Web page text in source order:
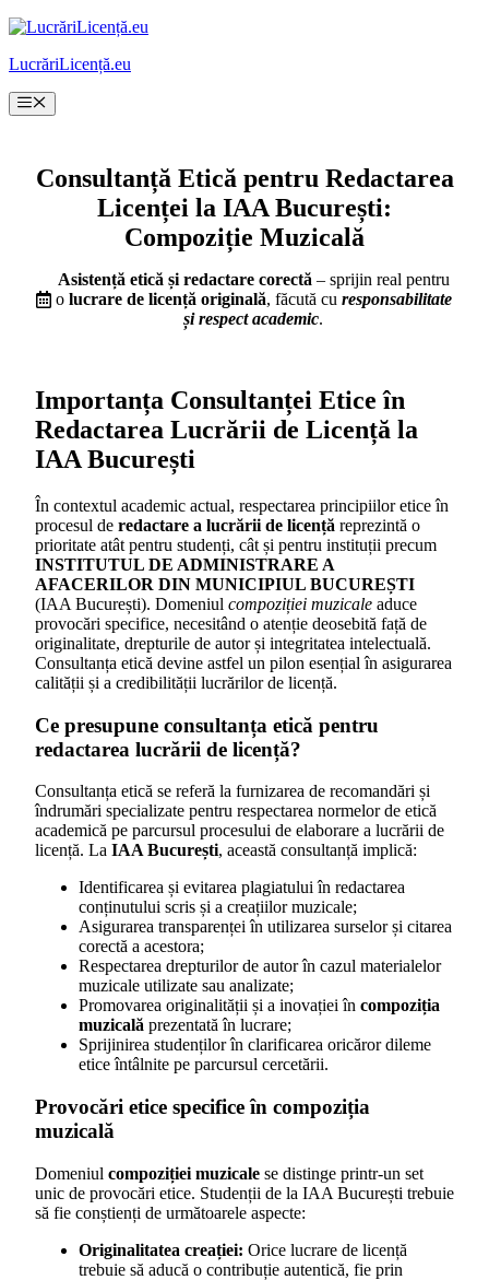
Sari
conținut
LucrăriLicență.eu
Meniu
Consultanță Etică pentru Redactarea
Licenței la IAA București:
Compoziție Muzicală
Asistență etică și redactare corectă – sprijin real pentru
o lucrare de licență originală, făcută cu responsabilitate
și respect academic.
Importanța Consultanței Etice în
Redactarea Lucrării de Licență la
IAA București
În contextul academic actual, respectarea principiilor etice în
procesul de redactare a lucrării de licență reprezintă o
prioritate atât pentru studenți, cât și pentru instituții precum
INSTITUTUL DE ADMINISTRARE A
AFACERILOR DIN MUNICIPIUL BUCUREȘTI
(IAA București). Domeniul compoziției muzicale aduce
provocări specifice, necesitând o atenție deosebită față de
originalitate, drepturile de autor și integritatea intelectuală.
Consultanța etică devine astfel un pilon esențial în asigurarea
calității și a credibilității lucrărilor de licență.
Ce presupune consultanța etică pentru
redactarea lucrării de licență?
Consultanța etică se referă la furnizarea de recomandări și
îndrumări specializate pentru respectarea normelor de etică
academică pe parcursul procesului de elaborare a lucrării de
licență. La IAA București, această consultanță implică:
Identificarea și evitarea plagiatului în redactarea
conținutului scris și a creațiilor muzicale;
Asigurarea transparenței în utilizarea surselor și citarea
corectă a acestora;
Respectarea drepturilor de autor în cazul materialelor
muzicale utilizate sau analizate;
Promovarea originalității și a inovației în compoziția
muzicală prezentată în lucrare;
Sprijinirea studenților în clarificarea oricăror dileme
etice întâlnite pe parcursul cercetării.
Provocări etice specifice în compoziția
muzicală
Domeniul compoziției muzicale se distinge printr-un set
unic de provocări etice. Studenții de la IAA București trebuie
să fie conștienți de următoarele aspecte:
Originalitatea creației: Orice lucrare de licență
trebuie să aducă o contribuție autentică, fie prin